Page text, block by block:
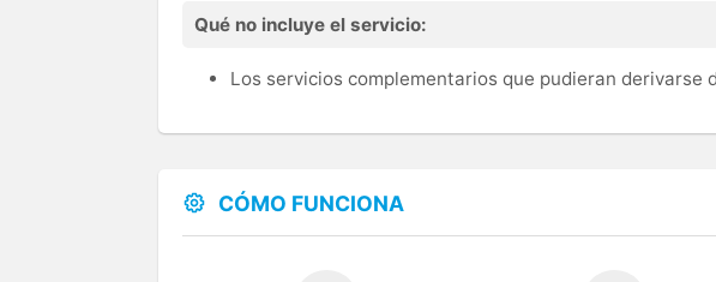
Qué no incluye el servicio:
Los servicios complementarios que pudieran derivarse
CÓMO FUNCIONA